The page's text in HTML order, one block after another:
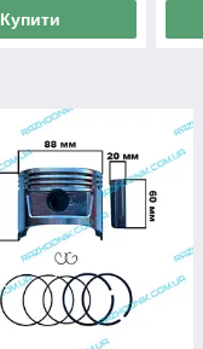
Купити